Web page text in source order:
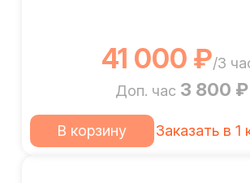
41 000 ₽/3
Доп. час 3 800 ₽
В корзину Заказать в 1